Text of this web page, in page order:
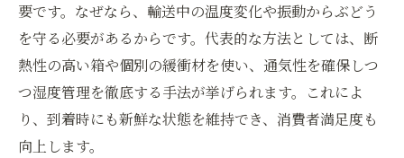
提案
パッケージで差がつく大分県産ぶどうの楽しみ
方
パッケージ選びが広げるぶどう販売の楽し
み方
要です。なぜなら、輸送中の温度変化や振動からぶどう
を守る必要があるからです。代表的な方法としては、断
熱性の高い箱や個別の緩衝材を使い、通気性を確保しつ
つ湿度管理を徹底する手法が挙げられます。これによ
り、到着時にも新鮮な状態を維持でき、消費者満足度も
向上します。